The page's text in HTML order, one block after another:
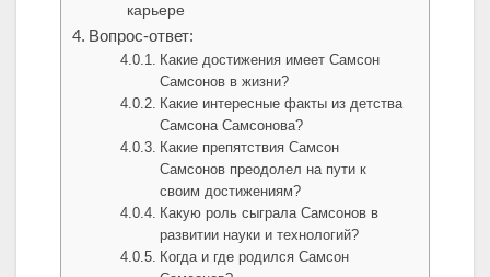
карьере
Вопрос-ответ:
Какие достижения имеет Самсон
Самсонов в жизни?
Какие интересные факты из детства
Самсона Самсонова?
Какие препятствия Самсон
Самсонов преодолел на пути к
своим достижениям?
Какую роль сыграла Самсонов в
развитии науки и технологий?
Когда и где родился Самсон